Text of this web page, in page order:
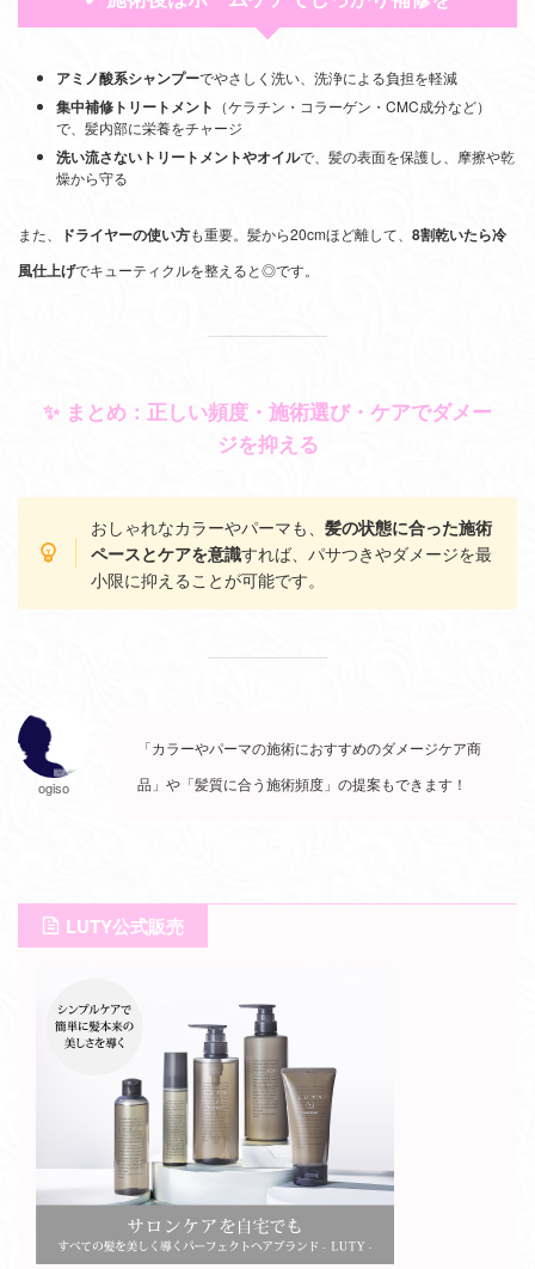
アミノ酸系シャンプーでやさしく洗い、洗浄による負担を軽減
集中補修トリートメント （ケラチン・コラーゲン・CMC成分など）
で、髪内部に栄養をチャージ
洗い流さないトリートメントやオイルで、髪の表面を保護し、摩擦や乾
燥から守る
また、 ドライヤーの使い方も重要。髪から20cmほど離して、 8割乾いたら冷
風仕上げでキューティクルを整えると◎です。
✨ まとめ：正しい頻度・施術選び・ケアでダメー
ジを抑える
おしゃれなカラーやパーマも、髪の状態に合った施術
ペースとケアを意識すれば、パサつきやダメージを最
小限に抑えることが可能です。
ogiso
「カラーやパーマの施術におすすめのダメージケア商
品」や「髪質に合う施術頻度」の提案もできます！
LUTY公式販売